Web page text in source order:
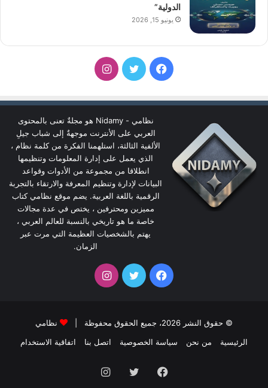
الدولية”
يونيو 15, 2026
فيسبوكتويتر انستقرام
نظامي - Nidamy هو مجلةٌ تعنى بالمحتوى
العربي على الأنترنت موجهةٌ إلى شباب جيلِ
الألفية الثالثة، استلهمنا الفكرة من كلمة نظام ،
الذي يعمل على إدارة المعلومات وتنظيمها
انطلاقا من مجموعة من الأدوات وقواعد
البيانات لإدارة وتنظيم المعرفة والارتقاء بالتجربة
الرقمية باللغة العربية. يضم موقع نظامي كتاب
مميزين ومحترفين ، يختص في عدة مجالات
خاصة ما هو تاريخي بالنسبة للعالم العربي ،
يهتم بالشخصيات العظيمة التي مرت عبر
الزمان.
فيسبوكتويتر انستقرام
© حقوق النشر 2026، جميع الحقوق محفوظة |
نظامي
الرئيسية
من نحن سياسة الخصوصية اتصل بنا اتفاقية الاستخدام
فيسبوك تويتر انستقرام